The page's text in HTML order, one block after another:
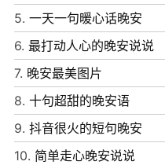
6、 当你能够忘记你的过
时，你就站在了生活的最
7、 只要还有明天，今天
期而遇的温暖，和生生不
5. 一天一句暖心话晚安
6. 最打动人心的晚安说说
7. 晚安最美图片
8. 十句超甜的晚安语
9. 抖音很火的短句晚安
10. 简单走心晚安说说